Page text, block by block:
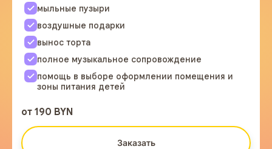
мыльные пузыри
воздушные подарки
вынос торта
полное музыкальное сопровождение
помощь в выборе оформлении помещения и
зоны питания детей
от 190 BYN
Заказать